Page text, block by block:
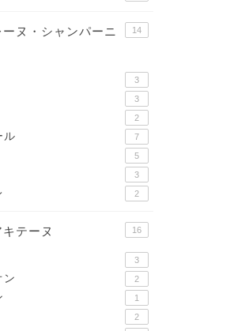
ヌ・シャンパーニ
14
3
3
2
ル 7
5
3
2
テーヌ 16
3
ン 2
1
2